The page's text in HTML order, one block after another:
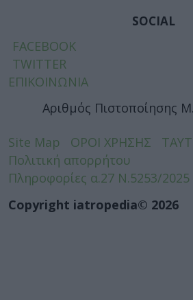
SOCIAL
FACEBOOK
TWITTER
ΕΠΙΚΟΙΝΩΝΙΑ
Αριθμός Πιστοποίησης
Site Map ΟΡΟΙ ΧΡΗΣΗΣ
Πολιτική απορρήτου
Πληροφορίες α.27 Ν.5253/2025
Copyright iatropedia© 2026